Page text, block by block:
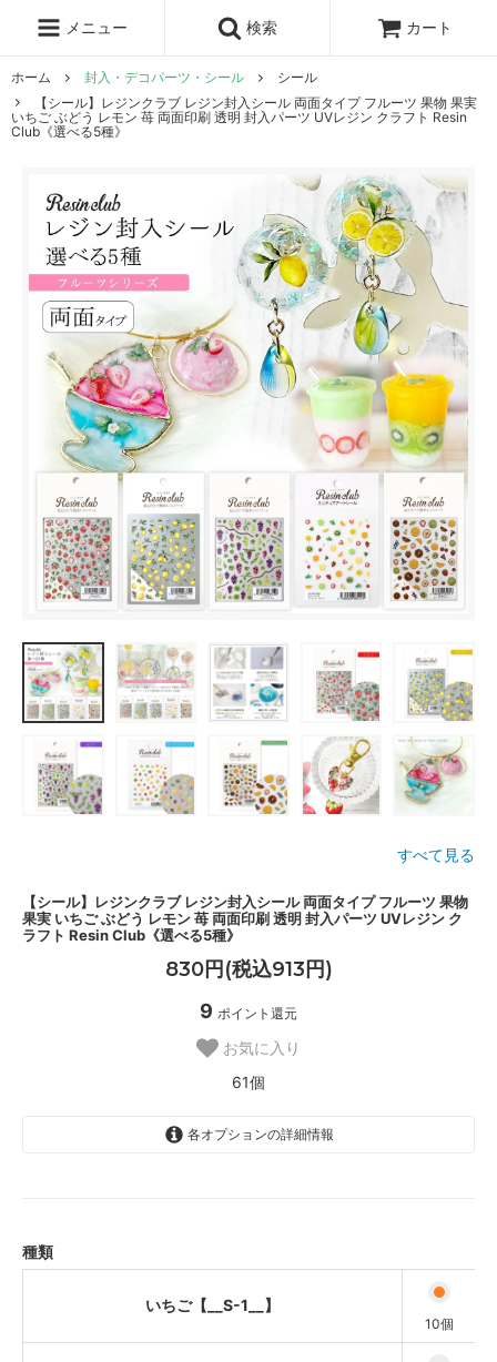
メニュー 検索 カート
ホーム 封入・デコパーツ・シール
シール
【シール】レジンクラブ レジン封入シール 両面タイプ フルーツ 果物 果実
いちご ぶどう レモン 苺 両面印刷 透明 封入パーツ UVレジン クラフト Resin
Club《選べる5種》
すべて見る
【シール】レジンクラブ レジン封入シール 両面タイプ フルーツ 果物
果実 いちご ぶどう レモン 苺 両面印刷 透明 封入パーツ UVレジン ク
ラフト Resin Club《選べる5種》
830円(税込913円)
9 ポイント還元
お気に入り
61個
各オプションの詳細情報
ミニチュアフルーツ【__S-4__】
ドライフルーツ【__S-5__】
種類
いちご【__S-1__】
10個